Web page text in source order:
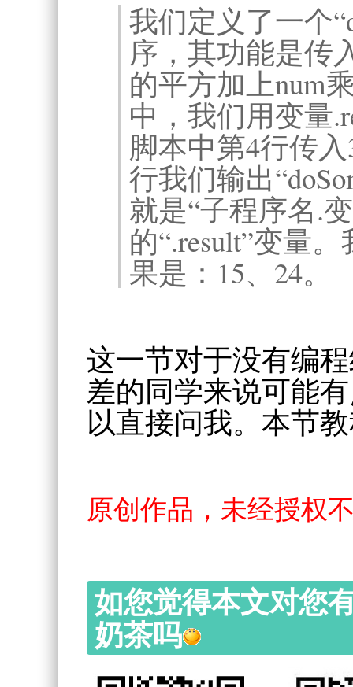
我们定义了一个
序，其功能是传
的平方加上num
中，我们用变量
脚本中第4行传
行我们输出
就是“子程序名.
的“.result”变量
果是：15、24。
这一节对于没有编
差的同学来说可能
以直接问我。本节
原创作品，未经授权
如您觉得本文对您
奶茶吗